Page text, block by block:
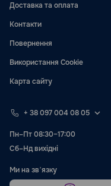
Доставка та оплата
Контакти
Повернення
Використання Cookie
Карта сайту
+ 38 097 004 08 05
Пн–Пт 08:30–17:00
Сб–Нд вихідні
Ми на звʼязку